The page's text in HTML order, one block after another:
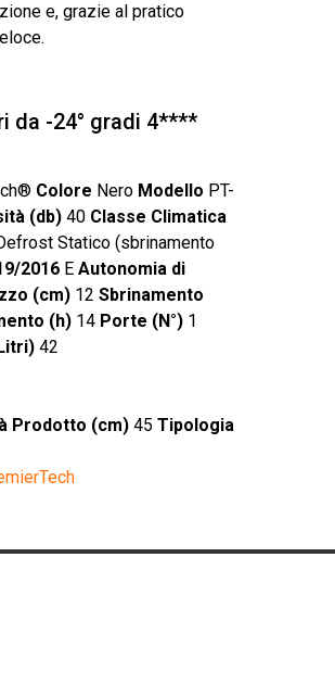
e, grazie al pratico
da -24° gradi 4****
Colore Nero Modello PT-
(db) 40 Classe Climatica
Statico (sbrinamento
2016 E Autonomia di
(cm) 12 Sbrinamento
(h) 14 Porte (N°) 1
42
Prodotto (cm) 45 Tipologia